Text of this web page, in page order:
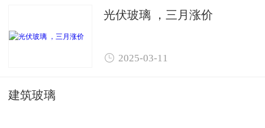
光伏玻璃 ，三月涨价
 2025-03-11
建筑玻璃